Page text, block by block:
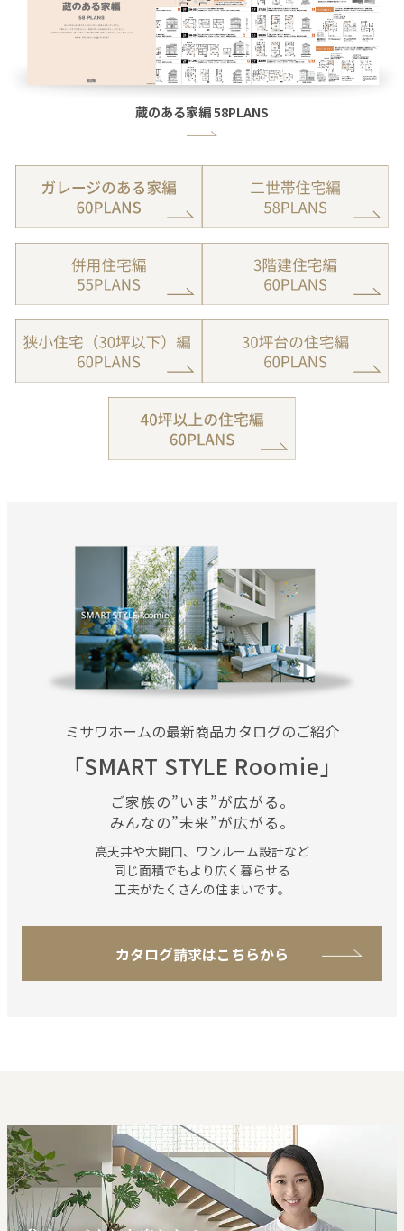
蔵のある家編 58PLANS
ミサワホームの最新商品カタログのご紹介
「SMART STYLE Roomie」
ご家族の”いま”が広がる。
みんなの”未来”が広がる。
高天井や大開口、ワンルーム設計など
同じ⾯積でもより広く 暮らせる
工夫がたくさんの住まいです。
カタログ請求はこちらから